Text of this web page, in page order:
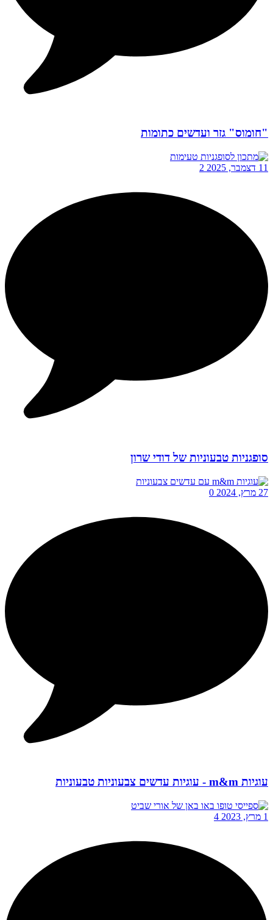
"חומוס" גזר ועדשים כתומות
11 דצמבר, 2025 2
סופגניות טבעוניות של דודי שרון
27 מרץ, 2024 0
עוגיות m&m - עוגיות עדשים צבעוניות טבעוניות
1 מרץ, 2023 4